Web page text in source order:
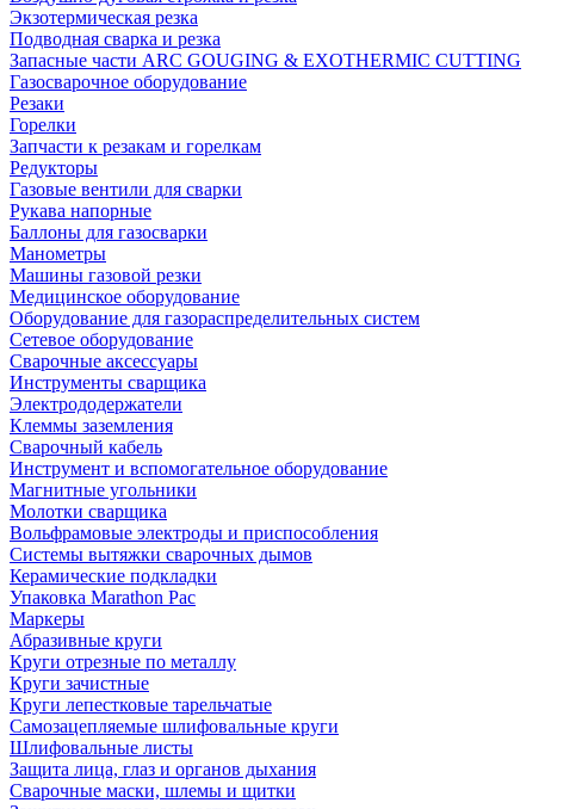
Экзотермическая резка
Подводная сварка и резка
Запасные части ARC GOUGING & EXOTHERMIC CUTTING
Газосварочное оборудование
Резаки
Горелки
Запчасти к резакам и горелкам
Редукторы
Газовые вентили для сварки
Рукава напорные
Баллоны для газосварки
Манометры
Машины газовой резки
Медицинское оборудование
Оборудование для газораспределительных систем
Сетевое оборудование
Сварочные аксессуары
Инструменты сварщика
Электрододержатели
Клеммы заземления
Сварочный кабель
Инструмент и вспомогательное оборудование
Магнитные угольники
Молотки сварщика
Вольфрамовые электроды и приспособления
Системы вытяжки сварочных дымов
Керамические подкладки
Упаковка Marathon Pac
Маркеры
Абразивные круги
Круги отрезные по металлу
Круги зачистные
Круги лепестковые тарельчатые
Самозацепляемые шлифовальные круги
Шлифовальные листы
Защита лица, глаз и органов дыхания
Сварочные маски, шлемы и щитки